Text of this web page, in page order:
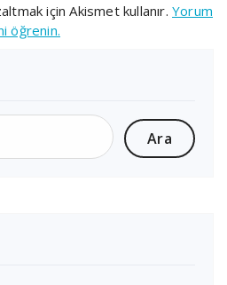
için Akismet kullanır.Yorum
öğrenin.